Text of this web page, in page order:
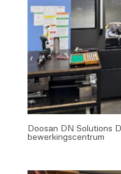
Doosan DN Solutions
bewerkingscentrum